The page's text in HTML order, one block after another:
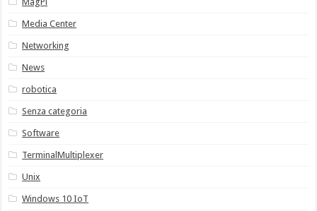
Media Center
Networking
News
robotica
Senza categoria
Software
TerminalMultiplexer
Unix
Windows 10 IoT